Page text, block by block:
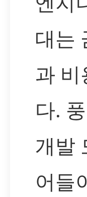
대는
과
다.
개발
어들